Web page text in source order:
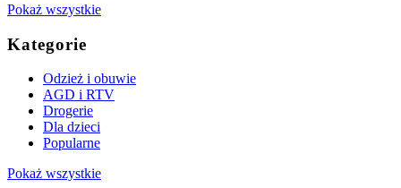
Pokaż wszystkie
Kategorie
Odzież i obuwie
AGD i RTV
Drogerie
Dla dzieci
Popularne
Pokaż wszystkie